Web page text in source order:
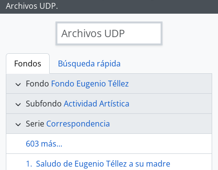
Archivos UDP.
Archivos UDP
Fondos
Búsqueda rápida
Fondo Fondo Eugenio Téllez
Subfondo Actividad Artística
Serie Correspondencia
603 más...
Saludo de Eugenio Téllez a su madre